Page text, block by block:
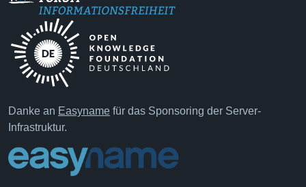
Danke an Easyname für das Sponsoring der Server-
Infrastruktur.